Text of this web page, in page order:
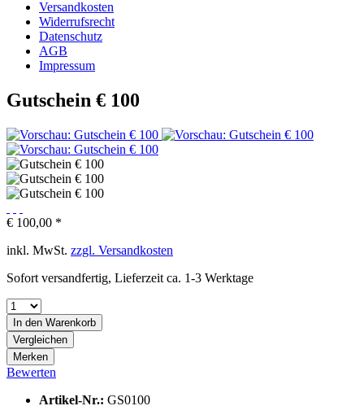
Versandkosten
Widerrufsrecht
Datenschutz
AGB
Impressum
Gutschein € 100
€ 100,00 *
inkl. MwSt. zzgl. Versandkosten
Sofort versandfertig, Lieferzeit ca. 1-3 Werktage
In den Warenkorb
Vergleichen
Merken
Bewerten
Artikel-Nr.: GS0100